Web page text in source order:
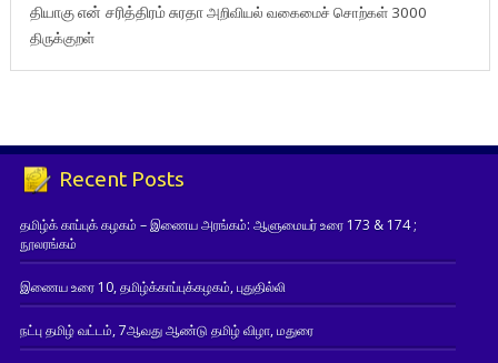
தியாகுஎன் சரித்திரம்சுரதாஅறிவியல் வகைமைச் சொற்கள் 3000
திருக்குறள்
Recent Posts
தமிழ்க் காப்புக் கழகம் – இணைய அரங்கம்: ஆளுமையர் உரை 173 & 174 ;
நூலரங்கம்
இணைய உரை 10, தமிழ்க்காப்புக்கழகம், புதுதில்லி
நட்பு தமிழ் வட்டம், 7ஆவது ஆண்டு தமிழ் விழா, மதுரை